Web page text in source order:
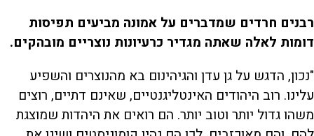
רבנים חרדים שמדברים על אמונה מביעים תפיסות
דומות לאלה שאתה מגדיר כרעיונות נוצריים מובהקים.
"נכון, הדגש על גן עדן והגיהינום בא מהנוצרים והשפיע
עלינו. רוב היהודים האינטליגנטיים, שאינם דתיים, רוצים
משהו גדול יותר וטוב יותר. הם רואים את היהדות שמוצגת